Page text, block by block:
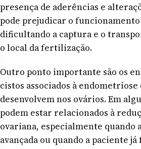
presença de aderências e
pode prejudicar o funcionamento
dificultando a captura e o
o local da fertilização.
Outro ponto importante são os
cistos associados à endometriose
desenvolvem nos ovários. Em
podem estar relacionados à
ovariana, especialmente quando
avançada ou quando a paciente